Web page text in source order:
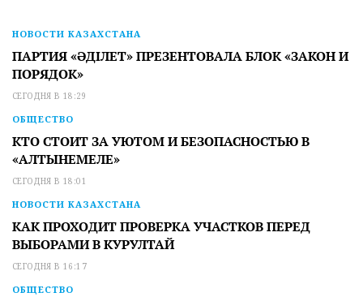
НОВОСТИ КАЗАХСТАНА
ПАРТИЯ «ӘДІЛЕТ» ПРЕЗЕНТОВАЛА БЛОК «ЗАКОН И
ПОРЯДОК»
СЕГОДНЯ В 18:29
ОБЩЕСТВО
КТО СТОИТ ЗА УЮТОМ И БЕЗОПАСНОСТЬЮ В
«АЛТЫНЕМЕЛЕ»
СЕГОДНЯ В 18:01
НОВОСТИ КАЗАХСТАНА
КАК ПРОХОДИТ ПРОВЕРКА УЧАСТКОВ ПЕРЕД
ВЫБОРАМИ В КУРУЛТАЙ
СЕГОДНЯ В 16:17
ОБЩЕСТВО